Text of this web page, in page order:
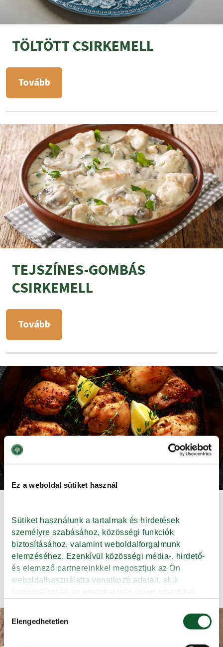
Ez a weboldal sütiket használ
Sütiket használunk a tartalmak és hirdetések
személyre szabásához, közösségi funkciók
biztosításához, valamint weboldalforgalmunk
elemzéséhez. Ezenkívül közösségi média-, hirdető-
és elemező partnereinkkel megosztjuk az Ön
weboldalhasználatra vonatkozó adatait, akik
kiválasztása
Elengedhetetlen
TÖLTÖTT CSIRKEMELL
Tovább
TEJSZÍNES-GOMBÁS
CSIRKEMELL
Tovább
KAKUKKFÜVES-CITROMOS
CSIRKE FELSŐCOMB
Tovább